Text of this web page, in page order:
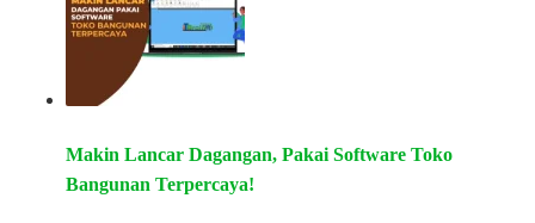
Makin Lancar Dagangan, Pakai Software Toko
Bangunan Terpercaya!